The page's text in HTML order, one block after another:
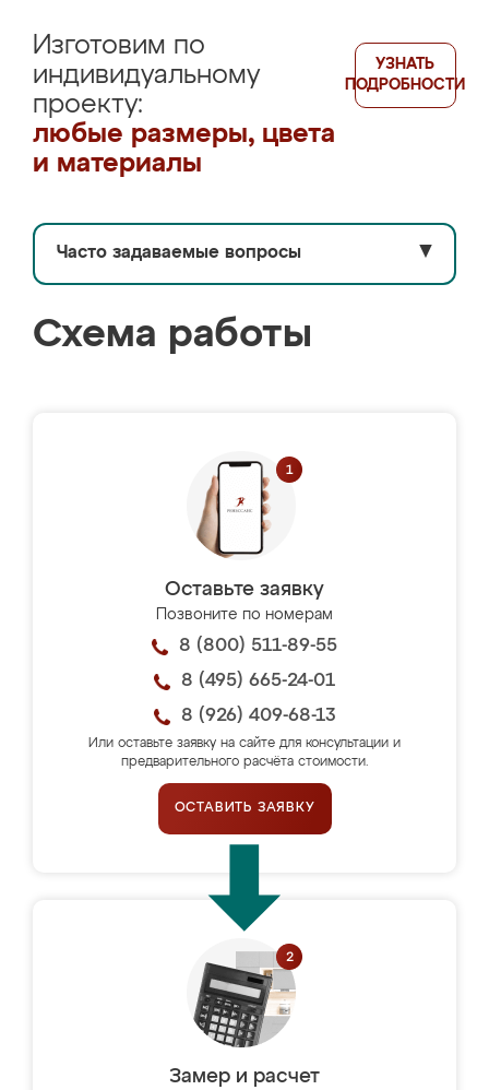
Изготовим по
индивидуальному
проекту:
любые размеры, цвета
и материалы
УЗНАТЬ
ПОДРОБНОСТИ
Часто задаваемые вопросы ▼
Схема работы
Оставьте заявку
Позвоните по номерам
8 (800) 511-89-55
8 (495) 665-24-01
8 (926) 409-68-13
Или оставьте заявку на сайте для консультации и
предварительного расчёта стоимости.
ОСТАВИТЬ ЗАЯВКУ
Замер и расчет